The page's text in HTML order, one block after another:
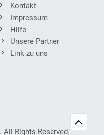
Kontakt
Impressum
Hilfe
Unsere Partner
Link zu uns
. All Rights Reserved.